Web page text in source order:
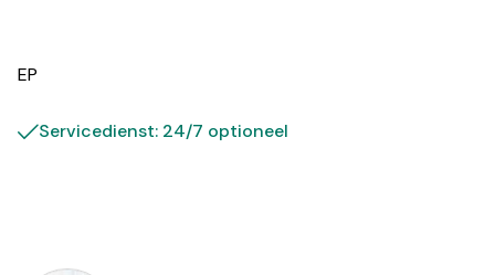
EP
Servicedienst: 24/7 optioneel